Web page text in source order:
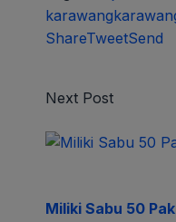
karawang
ShareTweetSend
Next Post
Miliki Sabu 50